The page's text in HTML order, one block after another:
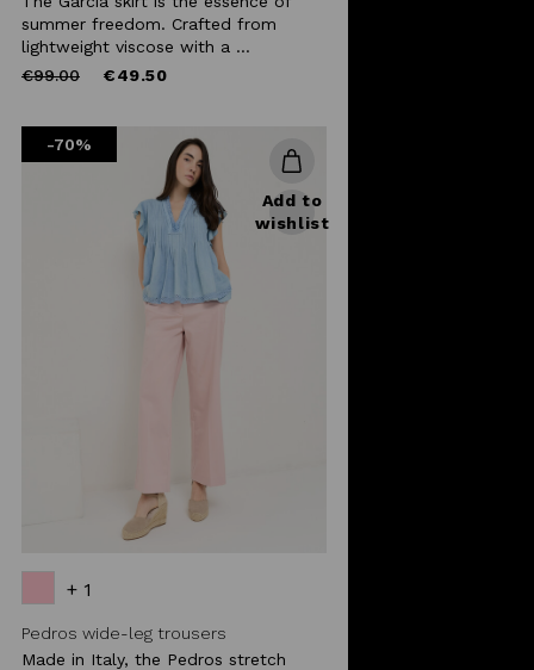
summer freedom. Crafted from
lightweight viscose with a ...
Price
€99.00to €49.50
-70%
Add to
wishlist
+ 1
Pedros wide-leg trousers
Made in Italy, the Pedros stretch